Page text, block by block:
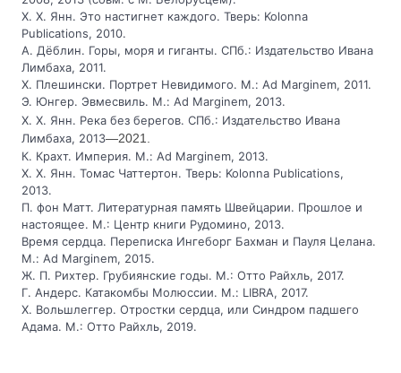
Х. Х. Янн. Это настигнет каждого. Тверь: Kolonna
Publications, 2010.
А. Дёблин. Горы, моря и гиганты. СПб.: Издательство Ивана
Лимбаха, 2011.
Х. Плешински. Портрет Невидимого. М.: Ad Marginem, 2011.
Э. Юнгер. Эвмесвиль. М.: Ad Marginem, 2013.
Х. Х. Янн. Река без берегов. СПб.: Издательство Ивана
Лимбаха, 2013—2021.
К. Крахт. Империя. М.: Ad Marginem, 2013.
Х. Х. Янн. Томас Чаттертон. Тверь: Kolonna Publications,
2013.
П. фон Матт. Литературная память Швейцарии. Прошлое и
настоящее. М.: Центр книги Рудомино, 2013.
Время сердца. Переписка Ингеборг Бахман и Пауля Целана.
М.: Ad Marginem, 2015.
Ж. П. Рихтер. Грубиянские годы. М.: Отто Райхль, 2017.
Г. Андерс. Катакомбы Молюссии. М.: LIBRA, 2017.
Х. Вольшлеггер. Отростки сердца, или Синдром падшего
Адама. М.: Отто Райхль, 2019.